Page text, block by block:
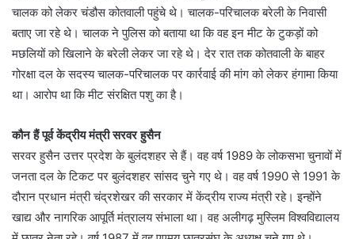
चालक को लेकर चंडौस कोतवाली पहुंचे थे। चालक-परिचालक बरेली के निवासी
बताए जा रहे थे। चालक ने पुलिस को बताया था कि वह इन मीट के टुकड़ों को
मछलियों को खिलाने के बरेली लेकर जा रहे थे। देर रात तक कोतवाली के बाहर
गोरक्षा दल के सदस्य चालक-परिचालक पर कार्रवाई की मांग को लेकर हंगामा किया
था। आरोप था कि मीट संरक्षित पशु का है।
कौन हैं पूर्व केंद्रीय मंत्री सरवर हुसैन
सरवर हुसैन उत्तर प्रदेश के बुलंदशहर से हैं। वह वर्ष 1989 के लोकसभा चुनावों में
जनता दल के टिकट पर बुलंदशहर सांसद चुने गए थे। वह वर्ष 1990 से 1991 के
दौरान प्रधान मंत्री चंद्रशेखर की सरकार में केंद्रीय राज्य मंत्री रहे। इन्होंने
खाद्य और नागरिक आपूर्ति मंत्रालय संभाला था। वह अलीगढ़ मुस्लिम विश्वविद्यालय